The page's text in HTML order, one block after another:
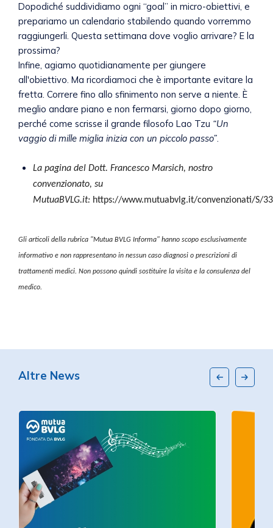
Dopodiché suddividiamo ogni “goal” in micro-obiettivi, e
prepariamo un calendario stabilendo quando vorremmo
raggiungerli. Questa settimana dove voglio arrivare? E la
prossima?
Infine, agiamo quotidianamente per giungere
all'obiettivo. Ma ricordiamoci che è importante evitare la
fretta. Correre fino allo sfinimento non serve a niente. È
meglio andare piano e non fermarsi, giorno dopo giorno,
perché come scrisse il grande filosofo Lao Tzu “Un
vaggio di mille miglia inizia con un piccolo passo”.
La pagina del Dott. Francesco Marsich, nostro
convenzionato, su
MutuaBVLG.it: https://www.mutuabvlg.it/convenzionati/S/
Gli articoli della rubrica "Mutua BVLG Informa" hanno scopo esclusivamente
informativo e non rappresentano in nessun caso diagnosi o prescrizioni di
trattamenti medici. Non possono quindi sostituire la visita e la consulenza del
medico.
Altre News